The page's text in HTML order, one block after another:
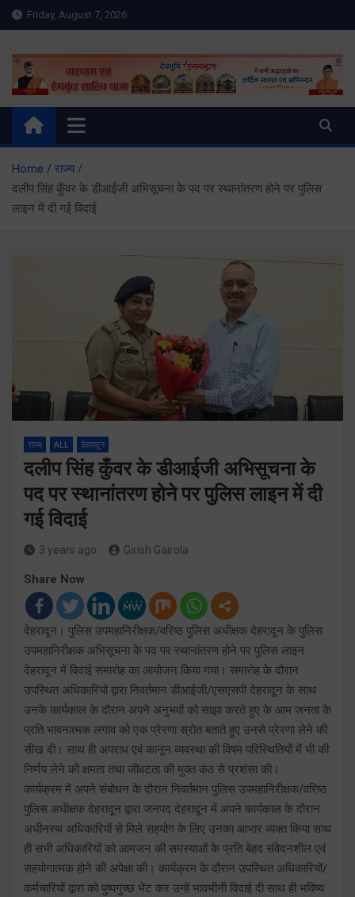
Skip
to
Friday, August 7, 2026
Meru Raibar | Uttarakhand
News | Uttarkashi News
meruraibar.com
Home
राज्य
दलीप सिंह कुँवर के डीआईजी अभिसूचना के पद पर स्थानांतरण होने पर पुलिस
लाइन में दी गई विदाई
राज्य ALL देहरादून
दलीप सिंह कुँवर के डीआईजी अभिसूचना के
पद पर स्थानांतरण होने पर पुलिस लाइन में दी
गई विदाई
3 years ago Girish Gairola
Share Now
देहरादून। पुलिस उपमहानिरीक्षक/वरिष्ठ पुलिस अधीक्षक देहरादून के पुलिस
उपमहानिरीक्षक अभिसूचना के पद पर स्थानांतरण होने पर पुलिस लाइन
देहरादून में विदाई समारोह का आयोजन किया गया। समारोह के दौरान
उपस्थित अधिकारियों द्वारा निवर्तमान डीआईजी/एसएसपी देहरादून के साथ
उनके कार्यकाल के दौरान अपने अनुभवों को साझा करते हुए के आम जनता के
प्रति भावनात्मक लगाव को एक प्रेरणा स्रोत बताते हुए उनसे प्रेरणा लेने की
सीख दी। साथ ही अपराध एवं कानून व्यवस्था की विषम परिस्थितियों में भी की
निर्णय लेने की क्षमता तथा जीवटता की मुक्त कंठ से प्रशंसा की।
कार्यक्रम में अपने संबोधन के दौरान निवर्तमान पुलिस उपमहानिरीक्षक/वरिष्ठ
पुलिस अधीक्षक देहरादून द्वारा जनपद देहरादून में अपने कार्यकाल के दौरान
अधीनस्थ अधिकारियों से मिले सहयोग के लिए उनका आभार व्यक्त किया साथ
ही सभी अधिकारियों को आमजन की समस्याओं के प्रति बेहद संवेदनशील एवं
सहयोगात्मक होने की अपेक्षा की। कार्यक्रम के दौरान उपस्थित अधिकारियों/
कर्मचारियों द्वारा को पुष्पगुच्छ भेंट कर उन्हें भावभीनी विदाई दी साथ ही भविष्य